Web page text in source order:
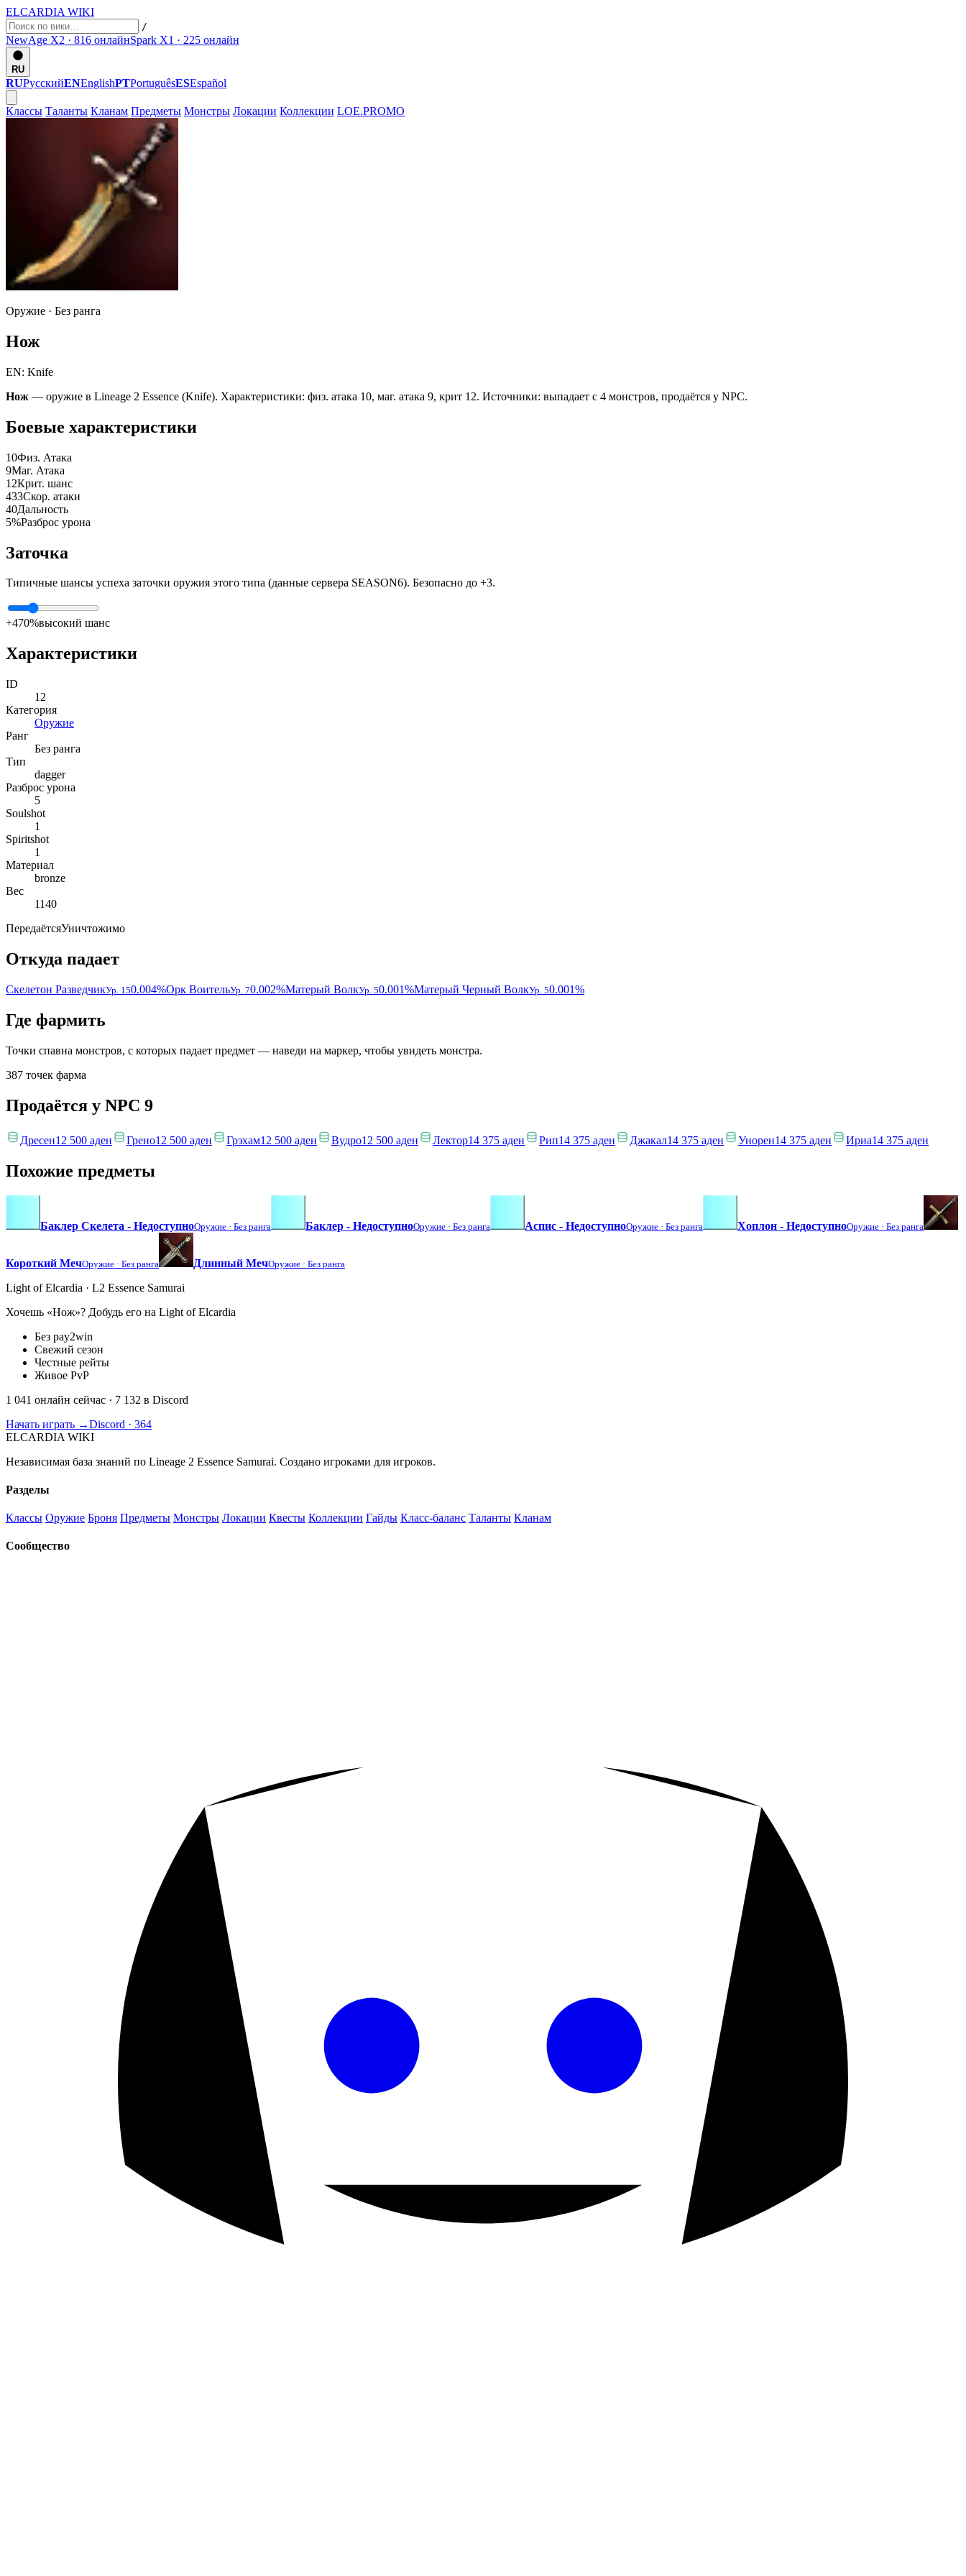
ELCARDIA WIKI
/
NewAge X2 · 816 онлайнSpark X1 · 225 онлайн
RU
RUРусскийENEnglishPTPortuguêsESEspañol
Классы Таланты Кланам Предметы Монстры Локации Коллекции LOE.PROMO
Оружие · Без ранга
Нож
EN: Knife
Нож — оружие в Lineage 2 Essence (Knife). Характеристики: физ. атака 10, маг. атака 9, крит 12. Источники: выпадает с 4 монстров, продаётся у NPC.
Боевые характеристики
10Физ. Атака
9Маг. Атака
12Крит. шанс
433Скор. атаки
40Дальность
5%Разброс урона
Заточка
Типичные шансы успеха заточки оружия этого типа (данные сервера SEASON6). Безопасно до +3.
+470%высокий шанс
Характеристики
ID
12
Категория
Оружие
Ранг
Без ранга
Тип
dagger
Разброс урона
5
Soulshot
1
Spiritshot
1
Материал
bronze
Вес
1140
ПередаётсяУничтожимо
Откуда падает
Скелетон РазведчикУр. 150.004%Орк ВоительУр. 70.002%Матерый ВолкУр. 50.001%Матерый Черный ВолкУр. 50.001%
Где фармить
Точки спавна монстров, с которых падает предмет — наведи на маркер, чтобы увидеть монстра.
387 точек фарма
Продаётся у NPC 9
Дресен12 500 аден Грено12 500 аден Грэхам12 500 аден Вудро12 500 аден Лектор14 375 аден Рип14 375 аден Джакал14 375 аден Унорен14 375 аден Ириа14 375 аден
Похожие предметы
Баклер Скелета - НедоступноОружие · Без ранга Баклер - НедоступноОружие · Без ранга Аспис - НедоступноОружие · Без ранга Хоплон - НедоступноОружие · Без ранга
Короткий МечОружие · Без ранга Длинный МечОружие · Без ранга
Light of Elcardia · L2 Essence Samurai
Хочешь «Нож»? Добудь его на Light of Elcardia
Без pay2win
Свежий сезон
Честные рейты
Живое PvP
1 041 онлайн сейчас · 7 132 в Discord
Начать играть →Discord · 364
ELCARDIA WIKI
Независимая база знаний по Lineage 2 Essence Samurai. Создано игроками для игроков.
Разделы
Классы Оружие Броня Предметы Монстры Локации Квесты Коллекции Гайды Класс-баланс Таланты Кланам
Сообщество